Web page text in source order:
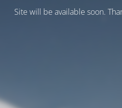
Site will be available soon.